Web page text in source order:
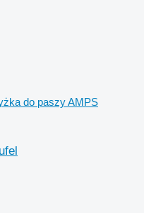
do paszy AMPS